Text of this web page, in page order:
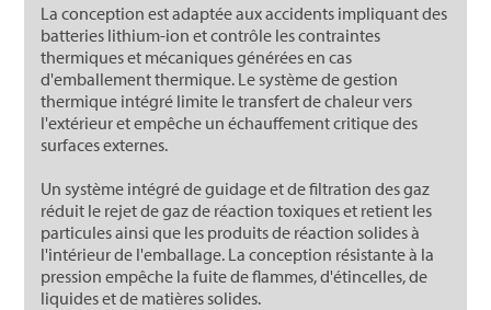
La conception est adaptée aux accidents impliquant des
batteries lithium-ion et contrôle les contraintes
thermiques et mécaniques générées en cas
d'emballement thermique. Le système de gestion
thermique intégré limite le transfert de chaleur vers
l'extérieur et empêche un échauffement critique des
surfaces externes.
Un système intégré de guidage et de filtration des gaz
réduit le rejet de gaz de réaction toxiques et retient les
particules ainsi que les produits de réaction solides à
l'intérieur de l'emballage. La conception résistante à la
pression empêche la fuite de flammes, d'étincelles, de
liquides et de matières solides.